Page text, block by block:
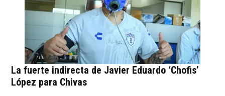
La fuerte indirecta de Javier Eduardo ‘Chofis’
López para Chivas